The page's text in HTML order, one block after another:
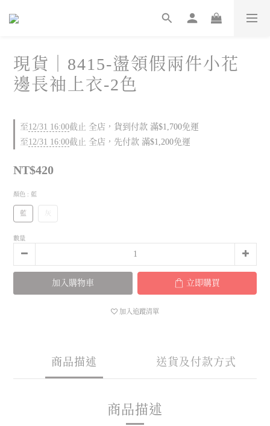
現貨｜8415-盪領假兩件小花
邊長袖上衣-2色
至12/31 16:00截止 全店，貨到付款 滿$1,700免運
至12/31 16:00截止 全店，先付款 滿$1,200免運
NT$420
顏色 : 藍
藍 灰
數量
加入購物車 立即購買
加入追蹤清單
商品描述 送貨及付款方式
商品描述